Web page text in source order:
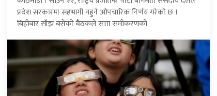
प्रदेश सरकारमा सहभागी नहुने औपचारिक निर्णय गरेको छ ।
बिहीबार साँझ बसेको बैठकले सत्ता समीकरणको